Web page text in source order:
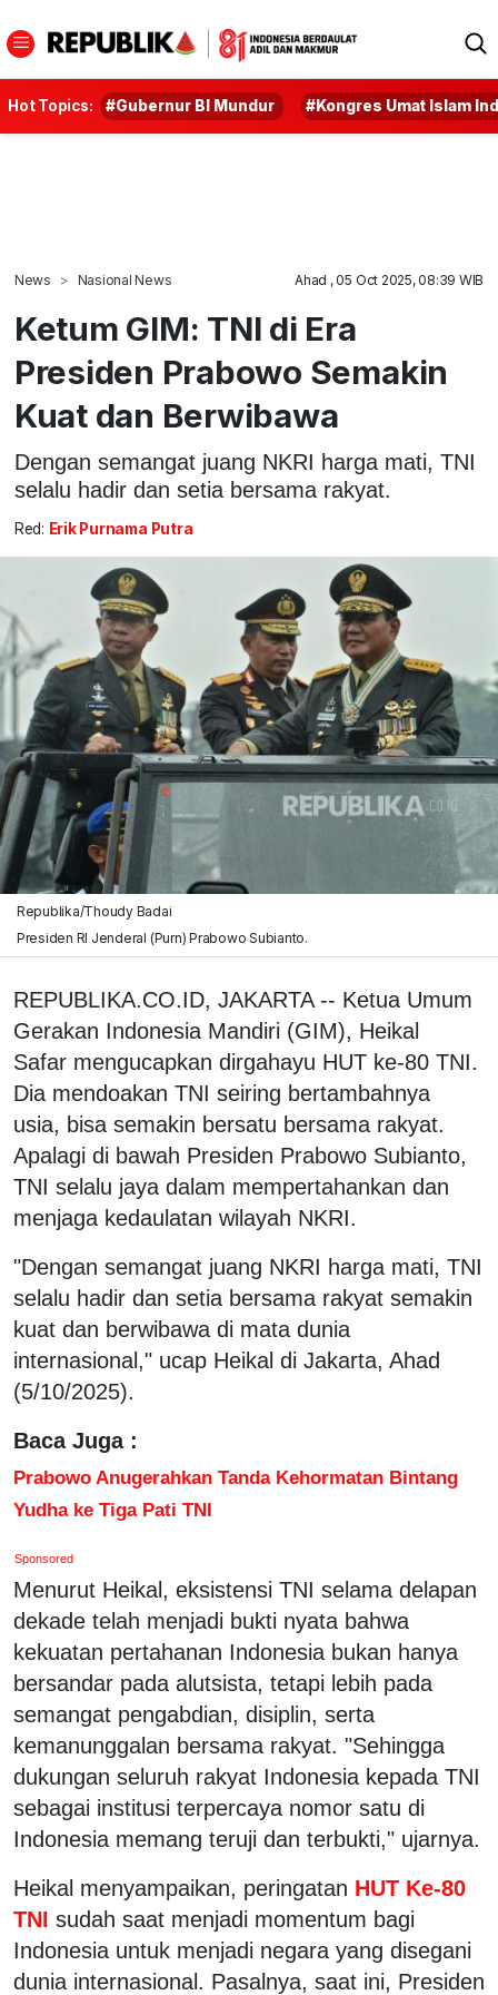
Hot Topics: #Gubernur BI Mundur #Kongres Umat Islam
News Nasional News Ahad , 05 Oct 2025, 08:39 WIB
Ketum GIM: TNI di Era
Presiden Prabowo Semakin
Kuat dan Berwibawa
Dengan semangat juang NKRI harga mati, TNI
selalu hadir dan setia bersama rakyat.
Red: Erik Purnama Putra
Republika/Thoudy Badai
Presiden RI Jenderal (Purn) Prabowo Subianto.
REPUBLIKA.CO.ID, JAKARTA -- Ketua Umum
Gerakan Indonesia Mandiri (GIM), Heikal
Safar mengucapkan dirgahayu HUT ke-80 TNI.
Dia mendoakan TNI seiring bertambahnya
usia, bisa semakin bersatu bersama rakyat.
Apalagi di bawah Presiden Prabowo Subianto,
TNI selalu jaya dalam mempertahankan dan
menjaga kedaulatan wilayah NKRI.
"Dengan semangat juang NKRI harga mati, TNI
selalu hadir dan setia bersama rakyat semakin
kuat dan berwibawa di mata dunia
internasional," ucap Heikal di Jakarta, Ahad
(5/10/2025).
Baca Juga :
Prabowo Anugerahkan Tanda Kehormatan Bintang
Yudha ke Tiga Pati TNI
Sponsored
Menurut Heikal, eksistensi TNI selama delapan
dekade telah menjadi bukti nyata bahwa
kekuatan pertahanan Indonesia bukan hanya
bersandar pada alutsista, tetapi lebih pada
semangat pengabdian, disiplin, serta
kemanunggalan bersama rakyat. "Sehingga
dukungan seluruh rakyat Indonesia kepada TNI
sebagai institusi terpercaya nomor satu di
Indonesia memang teruji dan terbukti," ujarnya.
Heikal menyampaikan, peringatan HUT Ke-80
TNI sudah saat menjadi momentum bagi
Indonesia untuk menjadi negara yang disegani
dunia internasional. Pasalnya, saat ini, Presiden